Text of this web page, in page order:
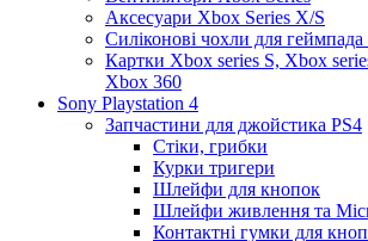
Аксесуари Xbox Series X/S
Силіконові чохли для
Картки Xbox series S, Xbox
Xbox 360
Sony Playstation 4
Запчастини для джойстика PS4
Стіки, грибки
Курки тригери
Шлейфи для кнопок
Шлейфи живлення та
Контактні гумки для